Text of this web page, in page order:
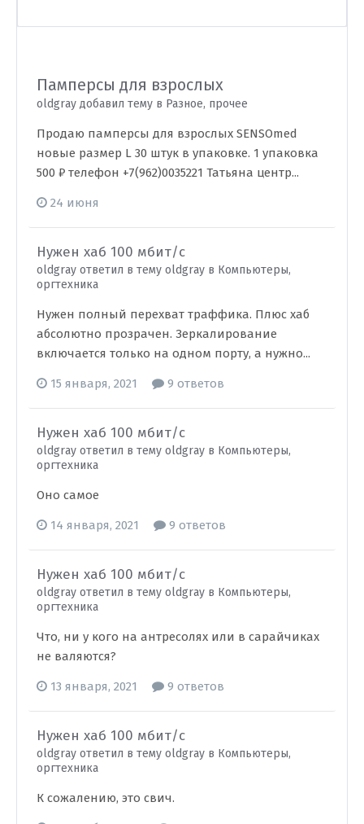
Памперсы для взрослых
oldgray добавил тему в Разное, прочее
Продаю памперсы для взрослых SENSOmed
новые размер L 30 штук в упаковке. 1 упаковка
500 ₽ телефон +7(962)0035221 Татьяна центр...
24 июня
Нужен хаб 100 мбит/с
oldgray ответил в тему oldgray в Компьютеры,
оргтехника
Нужен полный перехват траффика. Плюс хаб
абсолютно прозрачен. Зеркалирование
включается только на одном порту, а нужно...
15 января, 2021 9 ответов
Нужен хаб 100 мбит/с
oldgray ответил в тему oldgray в Компьютеры,
оргтехника
Оно самое
14 января, 2021 9 ответов
Нужен хаб 100 мбит/с
oldgray ответил в тему oldgray в Компьютеры,
оргтехника
Что, ни у кого на антресолях или в сарайчиках
не валяются?
13 января, 2021 9 ответов
Нужен хаб 100 мбит/с
oldgray ответил в тему oldgray в Компьютеры,
оргтехника
К сожалению, это свич.